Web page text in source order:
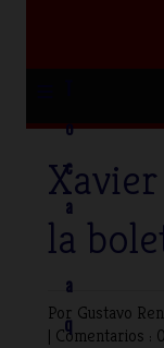
o
c
a
a
q
la
Por Gustavo
| Comentarios : 0